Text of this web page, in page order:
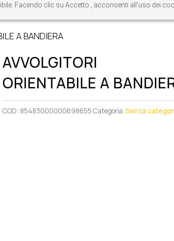
Facendo clic su Accetto , acconsenti all’uso dei
A BANDIERA
AVVOLGITORI
ORIENTABILE A
COD: 85483000000698655 Categoria:Senza